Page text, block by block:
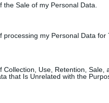
the Sale of my Personal Data.
processing my Personal Data for
Collection, Use, Retention, Sale,
that Is Unrelated with the
να την σκοτώσω», είπε ο
ήρθε στηνΕλλάδααπό τη
σε
και μου είπαν να